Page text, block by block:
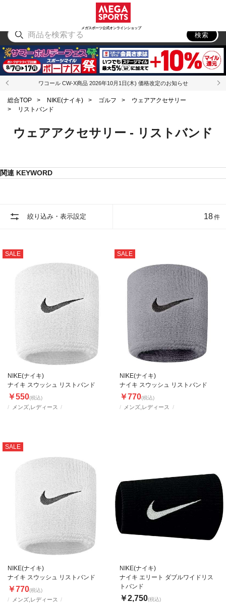
メガスポーツ公式オンラインショップ
アウトドア
検索
ワコール CW-X商品 2026年10月1日(木) 価格改定のお知らせ
総合TOP > NIKE(ナイキ) > ゴルフ >
ウェアアクセサリー
>
リストバンド
ウェアアクセサリー - リストバンド
関連 KEYWORD
絞り込み・表示設定 18件
SALE
メンズ,レディース
NIKE(ナイキ)
ナイキ スウッシュ リストバンド
￥550(税込)
SALE
メンズ,レディース
NIKE(ナイキ)
ナイキ スウッシュ リストバンド
￥770(税込)
SALE
メンズ,レディース
NIKE(ナイキ)
ナイキ スウッシュ リストバンド
￥770(税込)
NIKE(ナイキ)
ナイキ エリート ダブルワイドリス
トバンド
￥2,750(税込)